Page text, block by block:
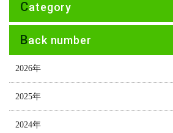
Category
Back number
2026年
2025年
2024年